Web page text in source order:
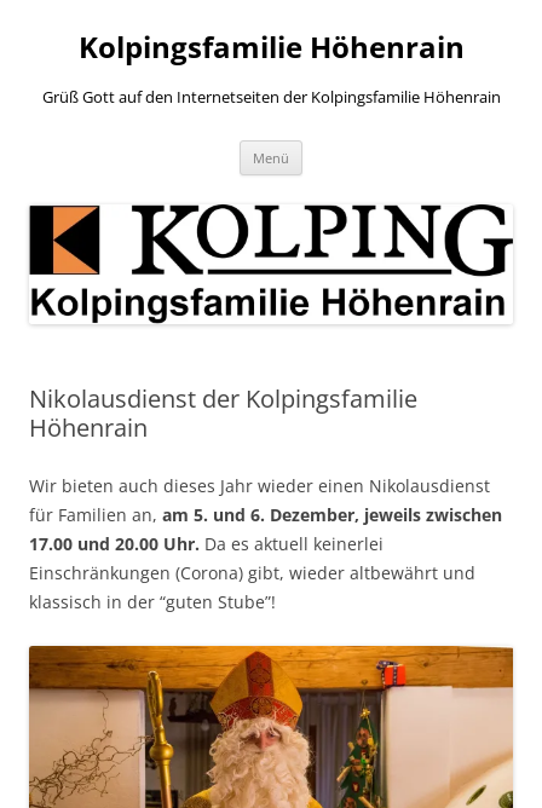
springenKolpingsfamilie Höhenrain
Grüß Gott auf den Internetseiten der Kolpingsfamilie Höhenrain
Menü
Nikolausdienst der Kolpingsfamilie
Höhenrain
Wir bieten auch dieses Jahr wieder einen Nikolausdienst
für Familien an, am 5. und 6. Dezember, jeweils zwischen
17.00 und 20.00 Uhr. Da es aktuell keinerlei
Einschränkungen (Corona) gibt, wieder altbewährt und
klassisch in der “guten Stube”!